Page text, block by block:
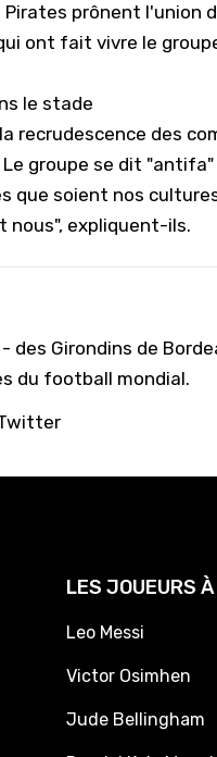
prônent l'union
ont fait vivre le
le stade
recrudescence des
groupe se dit
que soient nos
nous", expliquent-ils.
Girondins de
du football mondial.
LES JOUEURS
Leo Messi
Victor Osimhen
Jude Bellingham